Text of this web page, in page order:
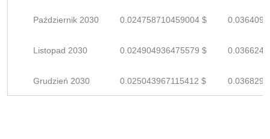
Październik 2030 0.024758710459004 $
Listopad 2030 0.024904936475579 $
Grudzień 2030 0.025043967115412 $